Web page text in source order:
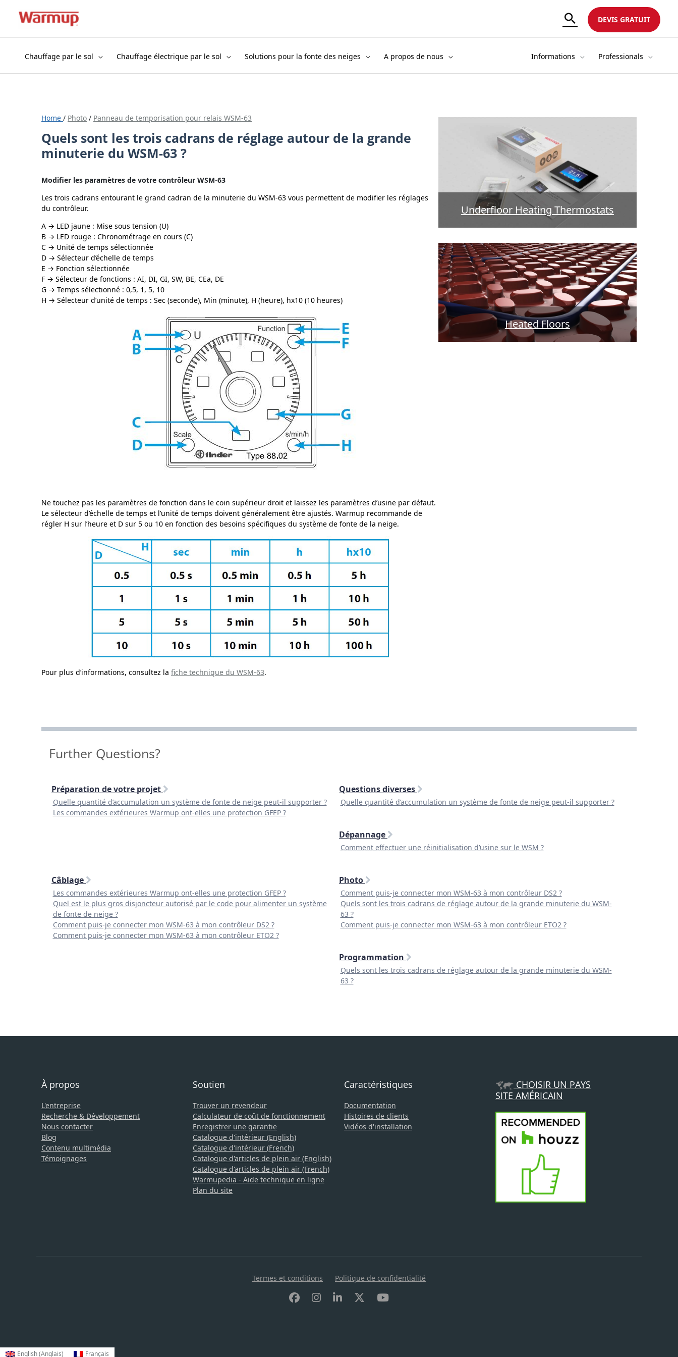
English(Anglais) Français
contenu
DEVIS GRATUIT
Chauffage par le sol Chauffage électrique par le sol Solutions pour la fonte des neiges A propos de nous Informations Professionals
Home/ Photo / Panneau de temporisation pour relais WSM-63
Quels sont les trois cadrans de réglage autour de la grande
minuterie du WSM-63 ?
Modifier les paramètres de votre contrôleur WSM-63
Les trois cadrans entourant le grand cadran de la minuterie du WSM-63 vous permettent de modifier les réglages
du contrôleur.
A → LED jaune : Mise sous tension (U)
B → LED rouge : Chronométrage en cours (C)
C → Unité de temps sélectionnée
D → Sélecteur d’échelle de temps
E → Fonction sélectionnée
F → Sélecteur de fonctions : AI, DI, GI, SW, BE, CEa, DE
G → Temps sélectionné : 0,5, 1, 5, 10
H → Sélecteur d’unité de temps : Sec (seconde), Min (minute), H (heure), hx10 (10 heures)
Ne touchez pas les paramètres de fonction dans le coin supérieur droit et laissez les paramètres d’usine par défaut.
Le sélecteur d’échelle de temps et l’unité de temps doivent généralement être ajustés. Warmup recommande de
régler H sur l’heure et D sur 5 ou 10 en fonction des besoins spécifiques du système de fonte de la neige.
Pour plus d’informations, consultez la fiche technique du WSM-63.
Underfloor Heating Thermostats
Heated Floors
Further Questions?
Préparation de votre projet
Quelle quantité d’accumulation un système de fonte de neige peut-il supporter ?
Les commandes extérieures Warmup ont-elles une protection GFEP ?
Questions diverses
Quelle quantité d’accumulation un système de fonte de neige peut-il supporter ?
Dépannage
Comment effectuer une réinitialisation d’usine sur le WSM ?
Câblage
Les commandes extérieures Warmup ont-elles une protection GFEP ?
Quel est le plus gros disjoncteur autorisé par le code pour alimenter un système
de fonte de neige ?
Comment puis-je connecter mon WSM-63 à mon contrôleur DS2 ?
Comment puis-je connecter mon WSM-63 à mon contrôleur ETO2 ?
Photo
Comment puis-je connecter mon WSM-63 à mon contrôleur DS2 ?
Quels sont les trois cadrans de réglage autour de la grande minuterie du WSM-
63 ?
Comment puis-je connecter mon WSM-63 à mon contrôleur ETO2 ?
Programmation
Quels sont les trois cadrans de réglage autour de la grande minuterie du WSM-
63 ?
À propos
L'entreprise
Recherche & Développement
Nous contacter
Blog
Contenu multimédia
Témoignages
Soutien
Trouver un revendeur
Calculateur de coût de fonctionnement
Enregistrer une garantie
Catalogue d'intérieur (English)
Catalogue d'intérieur (French)
Catalogue d'articles de plein air (English)
Catalogue d'articles de plein air (French)
Warmupedia - Aide technique en ligne
Plan du site
Caractéristiques
Documentation
Histoires de clients
Vidéos d'installation
CHOISIR UN PAYS
SITE AMÉRICAIN
Termes et conditions Politique de confidentialité